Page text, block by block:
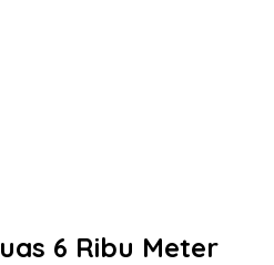
6 Ribu Meter